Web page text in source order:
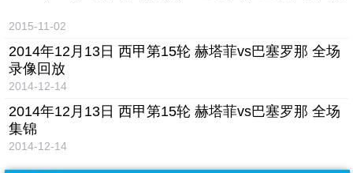
2015-11-02
2014年12月13日 西甲第15轮 赫塔菲vs巴塞罗那 全场
录像回放
2014-12-14
2014年12月13日 西甲第15轮 赫塔菲vs巴塞罗那 全场
集锦
2014-12-14